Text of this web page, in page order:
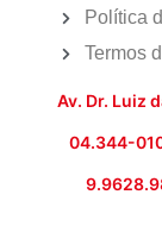
Política
Termos
Av. Dr. Luiz
04.344-